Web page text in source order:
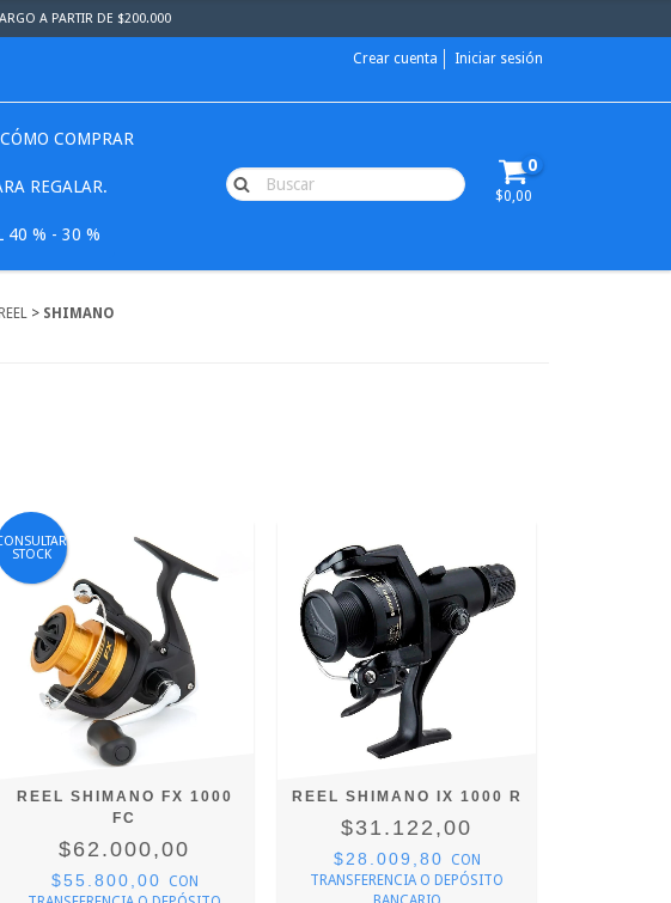
A PARTIR DE $200.000
Crear cuenta Iniciar sesión
CÓMO COMPRAR
REGALAR.
40 % - 30 %
0
$0,00
REEL > SHIMANO
STOCK
REEL SHIMANO FX 1000
FC
$62.000,00
$55.800,00
CON
REEL SHIMANO IX 1000 R
$31.122,00
$28.009,80
CON
TRANSFERENCIA O DEPÓSITO